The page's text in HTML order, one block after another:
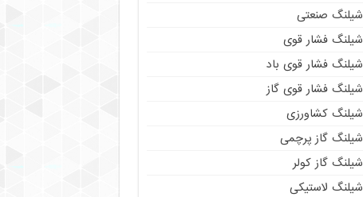
شیلنگ صنعتی
شیلنگ فشار قوی
شیلنگ فشار قوی باد
شیلنگ فشار قوی گاز
شیلنگ کشاورزی
شیلنگ گاز پرچمی
شیلنگ گاز کولر
شیلنگ لاستیکی